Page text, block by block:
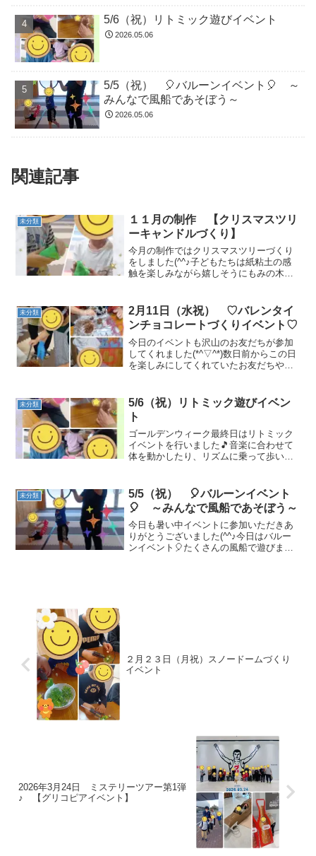
5/6（祝）リトミック遊びイベント
2026.05.06
5/5（祝） 🎈バルーンイベント🎈 ～
みんなで風船であそぼう～
2026.05.06
関連記事
未分類
１１月の制作 【クリスマスツリ
ーキャンドルづくり】
今月の制作ではクリスマスツリーづくり
をしました(^^♪子どもたちは紙粘土の感
触を楽しみながら嬉しそうにもみの木を
ける作業もして、どんなツリーが出来上
がるかを想像しながら...
未分類
2月11日（水祝） ♡バレンタイ
ンチョコレートづくりイベント♡
今日のイベントも沢山のお友だちが参加
してくれました(*^▽^*)数日前からこの日
を楽しみにしてくれていたお友だちや、
「君、名前何？」などと聞く姿がありま
した。みんなが大好き...
未分類
5/6（祝）リトミック遊びイベン
ト
ゴールデンウィーク最終日はリトミック
イベントを行いました🎵音楽に合わせて
体を動かしたり、リズムに乗って歩いた
ノや声かけに合わせて、ジャンプをした
り、動物の動きをまねした...
未分類
5/5（祝） 🎈バルーンイベント
🎈 ～みんなで風船であそぼう～
今日も暑い中イベントに参加いただきあ
りがとうございました(^^♪今日はバルー
ンイベント🎈たくさんの風船で遊びまし
２月２３日（月祝）スノードームづくり
イベント
2026年3月24日 ミステリーツアー第1弾
♪ 【グリコピアイベント】